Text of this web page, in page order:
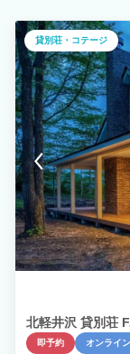
－ ◇１階は吹き抜けの
隣接しているので解放
でご家族やグループで
理される方もご自由に
階は洋室が２つ◇ ・約
あっても足りないかも
度もたっぷりです！ ・
窓から一望できる小野
（６歳以下）のお子様
生のお子様はは大人料
枠にてお申込みくださ
ャンプー / リンス / ボ
ッパ / マウスウォッシ
ご用意お願いします ～
さい～
貸別荘・コテージ
北軽井沢 貸別荘
即予約 オンライ